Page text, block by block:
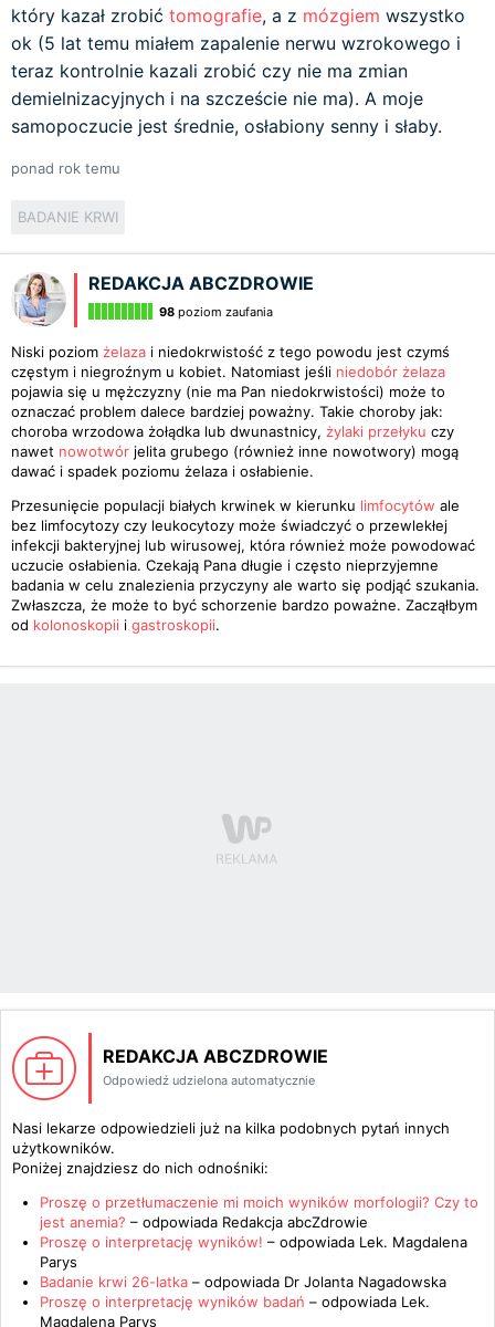
który kazał zrobić tomografie, a z mózgiem wszystko
ok (5 lat temu miałem zapalenie nerwu wzrokowego i
teraz kontrolnie kazali zrobić czy nie ma zmian
demielnizacyjnych i na szczeście nie ma). A moje
samopoczucie jest średnie, osłabiony senny i słaby.
ponad rok temu
BADANIE KRWI
REDAKCJA ABCZDROWIE
98 poziom zaufania
Niski poziom żelaza i niedokrwistość z tego powodu jest czymś
częstym i niegroźnym u kobiet. Natomiast jeśli niedobór żelaza
pojawia się u mężczyzny (nie ma Pan niedokrwistości) może to
oznaczać problem dalece bardziej poważny. Takie choroby jak:
choroba wrzodowa żołądka lub dwunastnicy, żylaki przełyku czy
nawet nowotwór jelita grubego (również inne nowotwory) mogą
dawać i spadek poziomu żelaza i osłabienie.
Przesunięcie populacji białych krwinek w kierunku limfocytów ale
bez limfocytozy czy leukocytozy może świadczyć o przewlekłej
infekcji bakteryjnej lub wirusowej, która również może powodować
uczucie osłabienia. Czekają Pana długie i często nieprzyjemne
badania w celu znalezienia przyczyny ale warto się podjąć szukania.
Zwłaszcza, że może to być schorzenie bardzo poważne. Zacząłbym
od kolonoskopii i gastroskopii.
REDAKCJA ABCZDROWIE
Odpowiedź udzielona automatycznie
Nasi lekarze odpowiedzieli już na kilka podobnych pytań innych
użytkowników.
Poniżej znajdziesz do nich odnośniki:
Proszę o przetłumaczenie mi moich wyników morfologii? Czy to
jest anemia? – odpowiada Redakcja abcZdrowie
Proszę o interpretację wyników! – odpowiada Lek. Magdalena
Parys
Badanie krwi 26-latka – odpowiada Dr Jolanta Nagadowska
Proszę o interpretację wyników badań – odpowiada Lek.
Magdalena Parys